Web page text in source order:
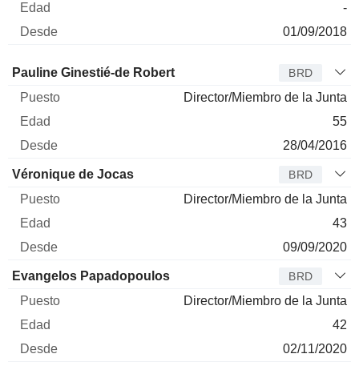
-
01/09/2018
Administrador Puesto Edad
Pauline Ginestié-de Robert BRD
Director/Miembro de la Junta
55
28/04/2016
Véronique de Jocas BRD
Director/Miembro de la Junta
43
09/09/2020
Evangelos Papadopoulos BRD
Director/Miembro de la Junta
42
02/11/2020